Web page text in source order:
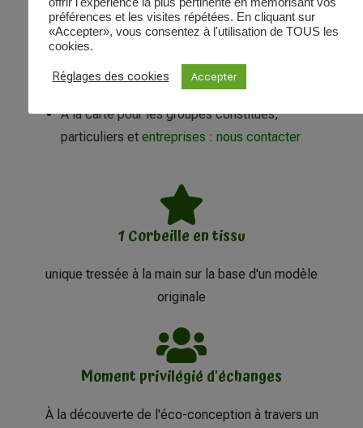
Programmation :
matinée de 9h30 à 12h30 ou après-midi (14h-
A la carte pour les groupes constitués,
particuliers et entreprises : nous contacter
1 Corbeille en tissu
unique tressée à la main sur la base d'un modèle
originale
Moment privilégié d'échanges
À la découverte de l'éco-conception à travers un
préférences et les visites répétées. En cliquant sur
«Accepter», vous consentez à l'utilisation de TOUS les
cookies.
Réglages des cookies Accepter